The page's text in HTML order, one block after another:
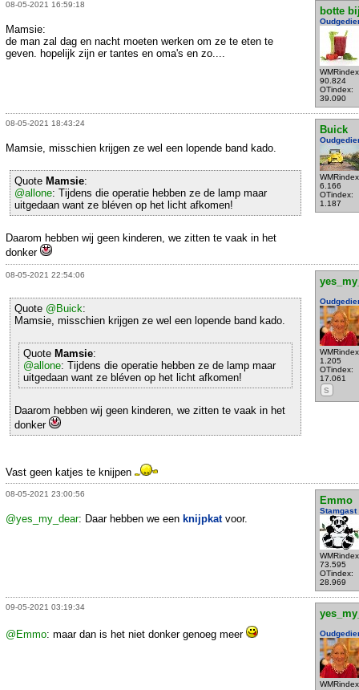
08-05-2021 16:59:18
botte
90.824
OTindex:
39.090
Mamsie:
de man zal dag en nacht moeten werken om ze te eten te
geven. hopelijk zijn er tantes en oma's en zo....
08-05-2021 18:43:24
Buick
6.166
OTindex:
1.187
Mamsie, misschien krijgen ze wel een lopende band kado.
Quote Mamsie:
@allone: Tijdens die operatie hebben ze de lamp maar
uitgedaan want ze bléven op het licht afkomen!
Daarom hebben wij geen kinderen, we zitten te vaak in het
donker
08-05-2021 22:54:06
1.205
OTindex:
17.061
S
Quote @Buick:
Mamsie, misschien krijgen ze wel een lopende band kado.
Quote Mamsie:
@allone: Tijdens die operatie hebben ze de lamp maar
uitgedaan want ze bléven op het licht afkomen!
Daarom hebben wij geen kinderen, we zitten te vaak in het
donker
Vast geen katjes te knijpen
08-05-2021 23:00:56
Emmo
Stamgast
73.595
OTindex:
28.969
@yes_my_dear: Daar hebben we een knijpkatvoor.
09-05-2021 03:19:34
@Emmo: maar dan is het niet donker genoeg meer